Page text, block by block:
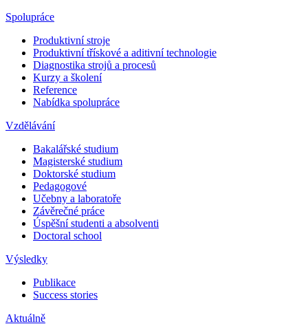
Spolupráce
Produktivní stroje
Produktivní třískové a aditivní technologie
Diagnostika strojů a procesů
Kurzy a školení
Reference
Nabídka spolupráce
Vzdělávání
Bakalářské studium
Magisterské studium
Doktorské studium
Pedagogové
Učebny a laboratoře
Závěrečné práce
Úspěšní studenti a absolventi
Doctoral school
Výsledky
Publikace
Success stories
Aktuálně